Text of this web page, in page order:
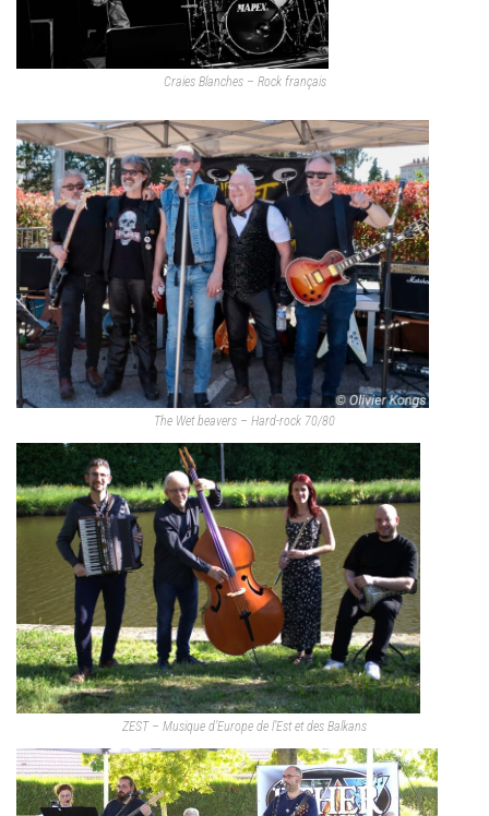
Craies Blanches – Rock français
The Wet beavers – Hard-rock 70/80
ZEST – Musique d’Europe de l’Est et des Balkans